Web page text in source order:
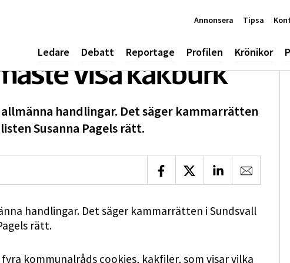
Ledare Debatt Reportage Profilen Krönikor
Annonsera Tipsa
visa kakburk
allmänna handlingar. Det säger kammarrätten
Susanna Pagels rätt.
Dela på Facebook
Dela på XDela på LinkedIn
Dela via
handlingar. Det säger kammarrätten i Sundsvall
rätt.
kommunalråds cookies, kakfiler, som visar vilka